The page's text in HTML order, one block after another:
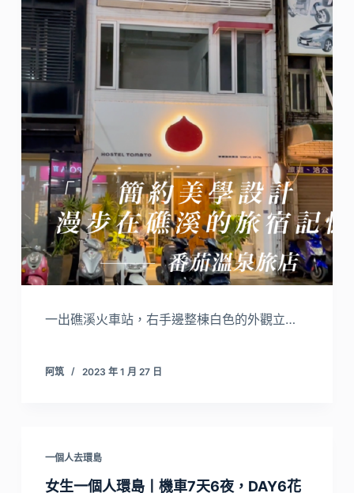
一出礁溪火車站，右手邊整棟白色的外觀立…
阿筑 2023 年 1 月 27 日
一個人去環島
女生一個人環島丨機車7天6夜，DAY6花